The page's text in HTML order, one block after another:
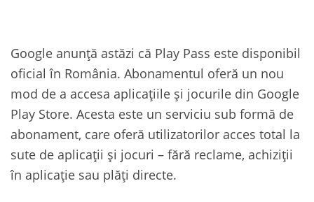
Google anunță astăzi că Play Pass este disponibil
oficial în România. Abonamentul oferă un nou
mod de a accesa aplicațiile și jocurile din Google
Play Store. Acesta este un serviciu sub formă de
abonament, care oferă utilizatorilor acces total la
sute de aplicații și jocuri – fără reclame, achiziții
în aplicație sau plăți directe.